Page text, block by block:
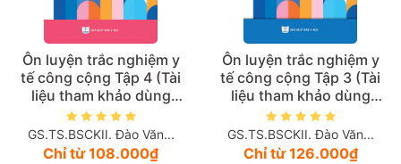
Ôn luyện trắc nghiệm y
tế công cộng Tập 4 (Tài
liệu tham khảo dùng
trong thi hết môn và
đánh giá năng lực hành
nghề)
GS.TS.BSCKII. Đào Văn...
Chỉ từ 108.000₫
Ôn luyện trắc nghiệm y
tế công cộng Tập 3 (Tài
liệu tham khảo dùng
trong thi hết môn và
đánh giá năng lực hành
nghề)
GS.TS.BSCKII. Đào Văn...
Chỉ từ 126.000₫